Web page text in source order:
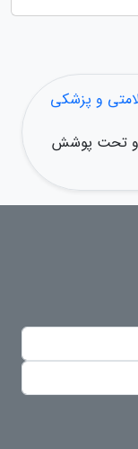
و پزشکی
از امروز؛ 366 قلم دارو تحت پوشش